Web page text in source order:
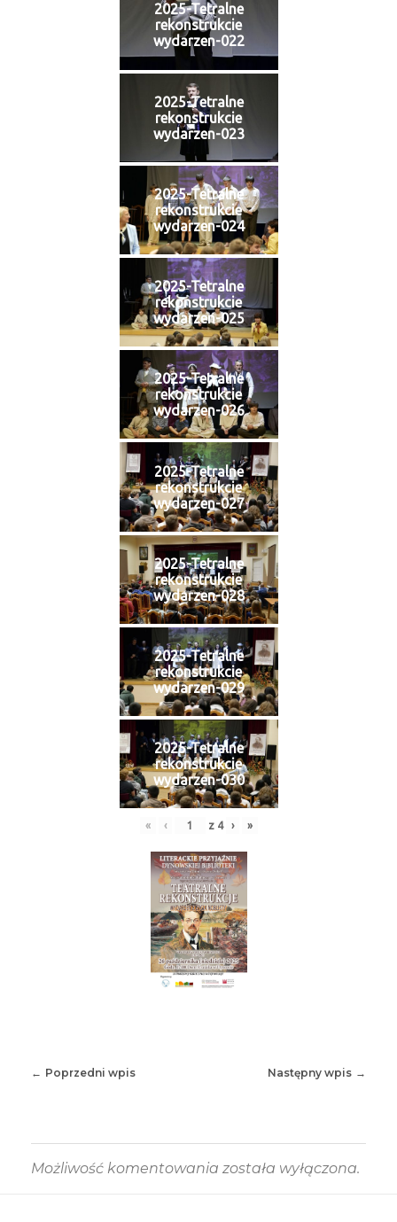
2025-Tetralne
rekonstrukcie
wydarzen-022
2025-Tetralne
rekonstrukcie
wydarzen-023
2025-Tetralne
rekonstrukcie
wydarzen-024
2025-Tetralne
rekonstrukcie
wydarzen-025
2025-Tetralne
rekonstrukcie
wydarzen-026
2025-Tetralne
rekonstrukcie
wydarzen-027
2025-Tetralne
rekonstrukcie
wydarzen-028
2025-Tetralne
rekonstrukcie
wydarzen-029
2025-Tetralne
rekonstrukcie
wydarzen-030
« ‹ z 4 › »
Poprzedni wpis Następny wpis
Możliwość komentowania została wyłączona.